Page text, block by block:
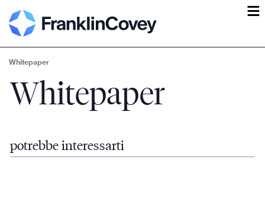
ĕ
Whitepaper
Whitepaper
potrebbe interessarti